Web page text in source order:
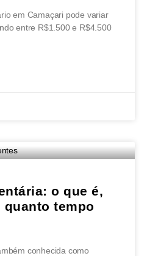
em Camaçari pode variar
entre R$1.500 e R$4.500
o que é,
quanto tempo
conhecida como